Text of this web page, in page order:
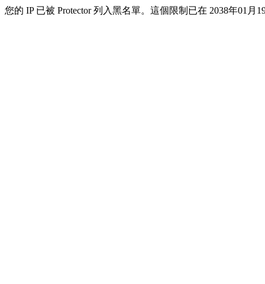
您的 IP 已被 Protector 列入黑名單。這個限制已在 2038年01月